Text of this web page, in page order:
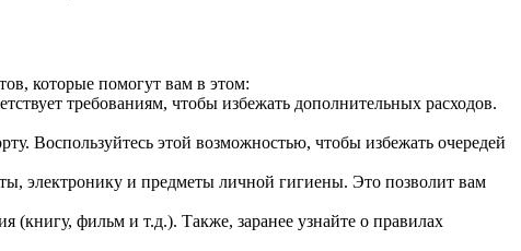
которые помогут вам в этом:
требованиям, чтобы избежать дополнительных расходов.
Воспользуйтесь этой возможностью, чтобы избежать очередей
электронику и предметы личной гигиены. Это позволит вам
(книгу, фильм и т.д.). Также, заранее узнайте о правилах